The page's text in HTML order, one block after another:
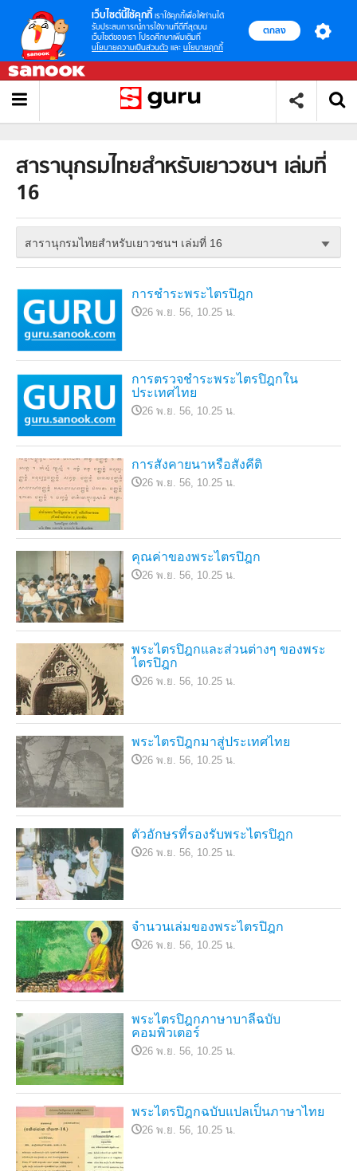
เว็บไซต์นี้ใช้คุกกี้ เราใช้คุกกี้เพื่อให้ท่านได้
รับประสบการณ์การใช้งานที่ดีที่สุดบน
เว็บไซต์ของเรา โปรดศึกษาเพิ่มเติมที่
นโยบายความเป็นส่วนตัว และ นโยบายคุกกี้
ตกลง
สารานุกรมไทยสำหรับเยาวชนฯ เล่มที่
16
สารานุกรมไทยสำหรับเยาวชนฯ เล่มที่ 16
การชำระพระไตรปิฎก
26 พ.ย. 56, 10.25 น.
การตรวจชำระพระไตรปิฎกใน
ประเทศไทย
26 พ.ย. 56, 10.25 น.
การสังคายนาหรือสังคีติ
26 พ.ย. 56, 10.25 น.
คุณค่าของพระไตรปิฎก
26 พ.ย. 56, 10.25 น.
พระไตรปิฎกและส่วนต่างๆ ของพระ
ไตรปิฎก
26 พ.ย. 56, 10.25 น.
พระไตรปิฎกมาสู่ประเทศไทย
26 พ.ย. 56, 10.25 น.
ตัวอักษรที่รองรับพระไตรปิฎก
26 พ.ย. 56, 10.25 น.
จำนวนเล่มของพระไตรปิฎก
26 พ.ย. 56, 10.25 น.
พระไตรปิฎกภาษาบาลีฉบับ
คอมพิวเตอร์
26 พ.ย. 56, 10.25 น.
พระไตรปิฎกฉบับแปลเป็นภาษาไทย
26 พ.ย. 56, 10.25 น.